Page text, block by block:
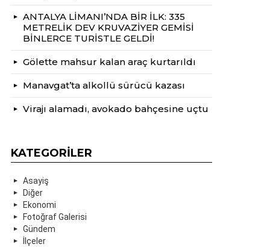
ANTALYA LİMANI’NDA BİR İLK: 335
METRELİK DEV KRUVAZİYER GEMİSİ
BİNLERCE TURİSTLE GELDİ!
Gölette mahsur kalan araç kurtarıldı
Manavgat’ta alkollü sürücü kazası
Virajı alamadı, avokado bahçesine uçtu
KATEGORILER
Asayiş
Diğer
Ekonomi
Fotoğraf Galerisi
Gündem
İlçeler